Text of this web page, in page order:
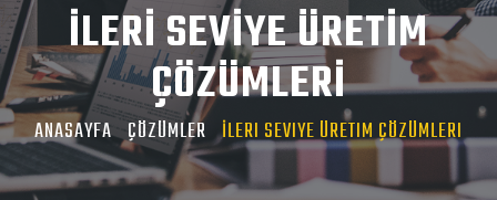
İLERİ SEVİYE ÜRETİM
ÇÖZÜMLERİ
ANASAYFA ÇÖZÜMLER İLERI SEVIYE ÜRETIM ÇÖZÜMLERI